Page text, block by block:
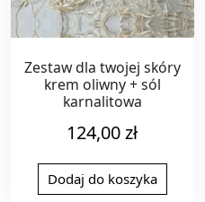
Zestaw dla twojej skóry
krem oliwny + sól
karnalitowa
124,00zł
Dodaj do koszyka